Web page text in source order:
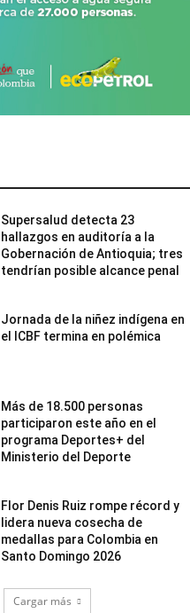
Supersalud detecta 23
hallazgos en auditoría a la
Gobernación de Antioquia; tres
tendrían posible alcance penal
Jornada de la niñez indígena en
el ICBF termina en polémica
Más de 18.500 personas
participaron este año en el
programa Deportes+ del
Ministerio del Deporte
Flor Denis Ruiz rompe récord y
lidera nueva cosecha de
medallas para Colombia en
Santo Domingo 2026
Cargar más